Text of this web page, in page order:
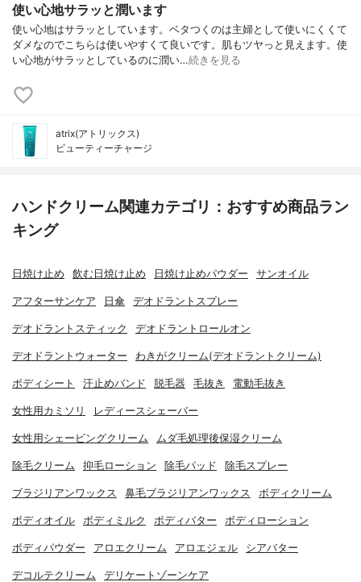
使い心地サラッと潤います
使い心地はサラッとしています。ベタつくのは主婦として使いにくくて
ダメなのでこちらは使いやすくて良いです。肌もツヤっと見えます。使
い心地がサラッとしているのに潤い…続きを見る
atrix(アトリックス)
ビューティーチャージ
ハンドクリーム関連カテゴリ：おすすめ商品ラン
キング
日焼け止め 飲む日焼け止め 日焼け止めパウダー サンオイル
アフターサンケア 日傘 デオドラントスプレー
デオドラントスティック デオドラントロールオン
デオドラントウォーター わきがクリーム(デオドラントクリーム)
ボディシート 汗止めバンド 脱毛器 毛抜き 電動毛抜き
女性用カミソリ レディースシェーバー
女性用シェービングクリーム ムダ毛処理後保湿クリーム
除毛クリーム 抑毛ローション 除毛パッド 除毛スプレー
ブラジリアンワックス 鼻毛ブラジリアンワックス ボディクリーム
ボディオイル ボディミルク ボディバター ボディローション
ボディパウダー アロエクリーム アロエジェル シアバター
デコルテクリーム デリケートゾーンケア